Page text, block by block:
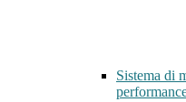
Sistema di